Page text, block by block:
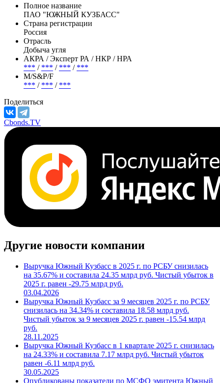
рублей. Финансовый денежный поток составил -13,43 млрд
рублей.
Эмитент —Южный Кузбасс
Полное название
ПАО "ЮЖНЫЙ КУЗБАСС"
Страна регистрации
Россия
Отрасль
Добыча угля
***/***
М/S&P/F
***/
Поделиться
Cbonds.TV
Другие новости компании
Выручка Южный Кузбасс в 2025 г. по РСБУ снизилась
на 35.67% и составила 24.35 млрд руб. Чистый убыток в
2025 г. равен -29.75 млрд руб.
03.04.2026
Выручка Южный Кузбасс за 9 месяцев 2025 г. по РСБУ
снизилась на 34.34% и составила 18.58 млрд руб.
Чистый убыток за 9 месяцев 2025 г. равен -15.54 млрд
руб.
28.11.2025
Выручка Южный Кузбасс в 1 квартале 2025 г. снизилась